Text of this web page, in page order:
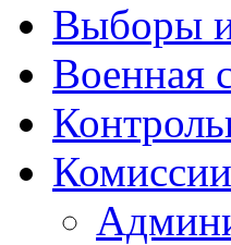
Выборы
Военная
Комиссии